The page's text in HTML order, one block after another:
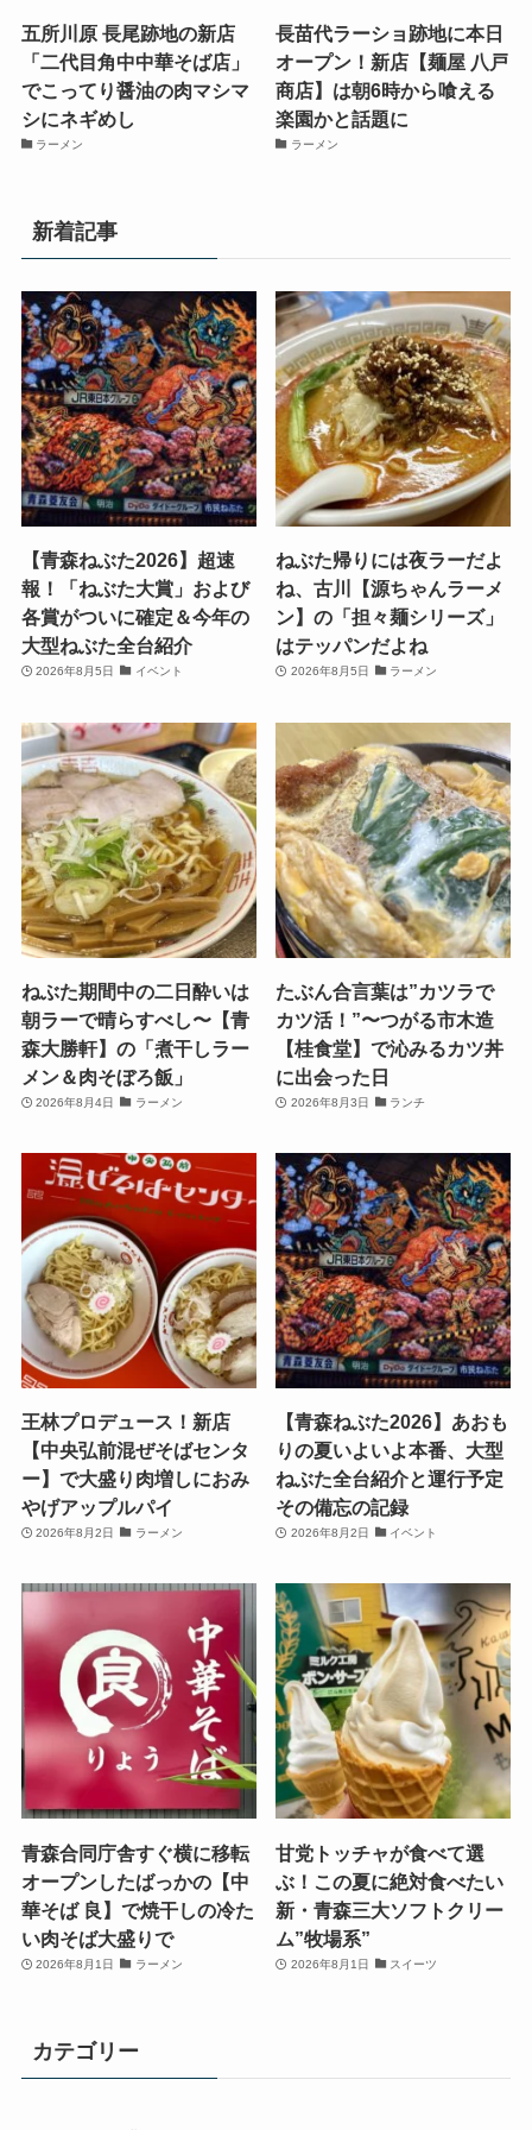
五所川原 長尾跡地の新店
「二代目角中中華そば店」
でこってり醤油の肉マシマ
シにネギめし
ラーメン
長苗代ラーショ跡地に本日
オープン！新店【麺屋 八戸
商店】は朝6時から喰える
楽園かと話題に
ラーメン
新着記事
【青森ねぶた2026】超速
報！「ねぶた大賞」および
各賞がついに確定＆今年の
大型ねぶた全台紹介
2026年8月5日 イベント
ねぶた帰りには夜ラーだよ
ね、古川【源ちゃんラーメ
ン】の「担々麺シリーズ」
はテッパンだよね
2026年8月5日 ラーメン
ねぶた期間中の二日酔いは
朝ラーで晴らすべし〜【青
森大勝軒】の「煮干しラー
メン＆肉そぼろ飯」
2026年8月4日 ラーメン
たぶん合言葉は”カツラで
カツ活！”〜つがる市木造
【桂食堂】で沁みるカツ丼
に出会った日
2026年8月3日 ランチ
王林プロデュース！新店
【中央弘前混ぜそばセンタ
ー】で大盛り肉増しにおみ
やげアップルパイ
2026年8月2日 ラーメン
【青森ねぶた2026】あおも
りの夏いよいよ本番、大型
ねぶた全台紹介と運行予定
その備忘の記録
2026年8月2日 イベント
青森合同庁舎すぐ横に移転
オープンしたばっかの【中
華そば 良】で焼干しの冷た
い肉そば大盛りで
2026年8月1日 ラーメン
甘党トッチャが食べて選
ぶ！この夏に絶対食べたい
新・青森三大ソフトクリー
ム”牧場系”
2026年8月1日 スイーツ
カテゴリー